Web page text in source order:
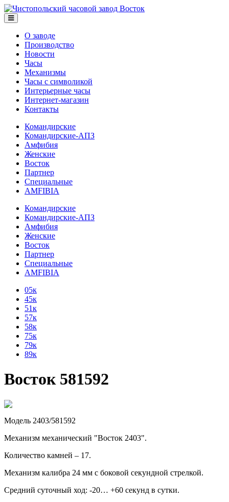
О заводе
Производство
Новости
Часы
Механизмы
Часы с символикой
Интерьерные часы
Интернет-магазин
Контакты
Командирские
Командирские-АПЗ
Амфибия
Женские
Восток
Партнер
Специальные
AMFIBIA
Командирские
Командирские-АПЗ
Амфибия
Женские
Восток
Партнер
Специальные
AMFIBIA
05к
45к
51к
57к
58к
75к
79к
89к
Восток 581592
Модель 2403/581592
Механизм механический "Восток 2403".
Количество камней – 17.
Механизм калибра 24 мм с боковой секундной стрелкой.
Средний суточный ход: -20… +60 секунд в сутки.